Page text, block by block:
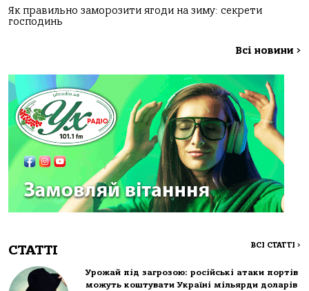
Як правильно заморозити ягоди на зиму: секрети
господинь
Всі новини >
СТАТТІ ВСІ СТАТТІ >
Урожай під загрозою: російські атаки портів
можуть коштувати Україні мільярди доларів